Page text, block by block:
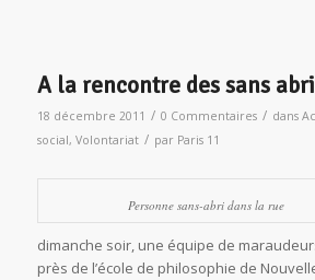
A la rencontre des sans
18 décembre 2011 / 0 Commentaires / dans
social, Volontariat / par Paris 11
Personne sans-abri dans la rue
dimanche soir, une équipe de
près de l’école de philosophie de